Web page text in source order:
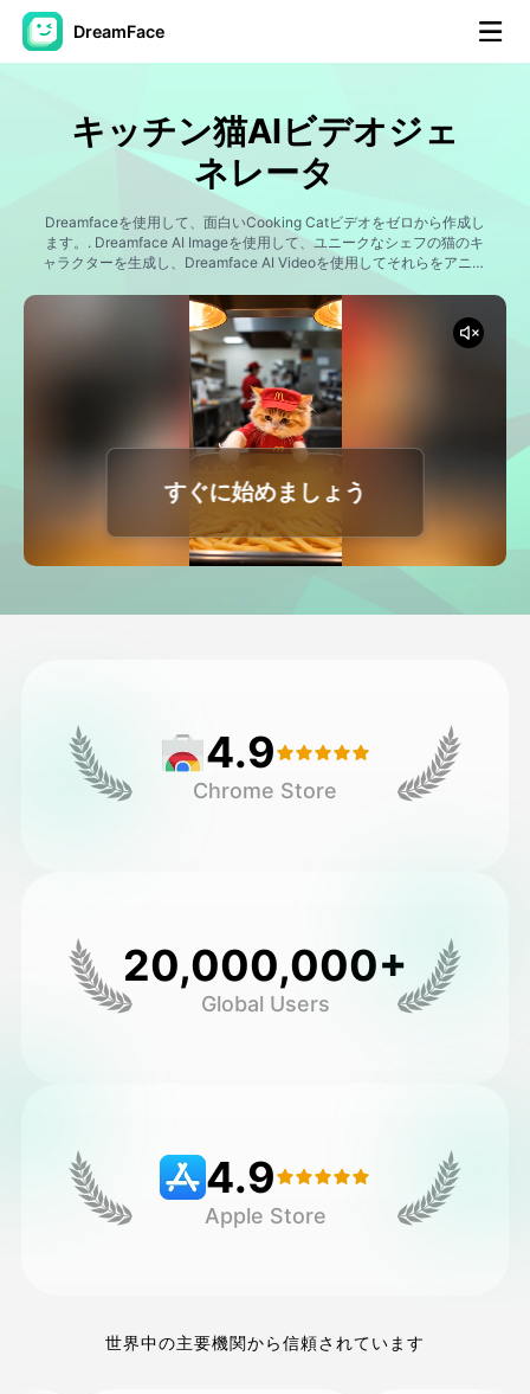
DreamFace
AIツール
アバター動画
製品ニュース製品案内会社案内
人工知能の写真 ▼
すべてのツールを見る
テンプレート
アバター動画
▼
その他のツール
キッチン猫AIビデオジェ
ネレータ
Dreamfaceを使用して、面白いCooking Catビデオをゼロから作成し
ます。. Dreamface AI Imageを使用して、ユニークなシェフの猫のキ
ャラクターを生成し、Dreamface AI Videoを使用してそれらをアニメ
人、露天商、レストラン経営者、料理評論家、料理インフルエンサー
に変身させる。. リアルなアニメーション、表現力豊かなショー、魅力
的なストーリーで、レシピビデオ、キッチンコメディ、フードチャレ
ンジ、レストランのコント、豪華な食事体験、バイラルクッキングの
コンテンツを作成します。.
すぐに始めましょう
4.9
Chrome Store
20,000,000+
Global Users
4.9
Apple Store
世界中の主要機関から信頼されています